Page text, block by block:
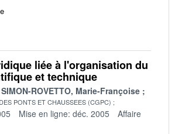
liée à l'organisation du
et technique
SIMON-ROVETTO, Marie-Françoise
PONTS ET CHAUSSEES (CGPC)
Mise en ligne: déc. 2005
Affaire